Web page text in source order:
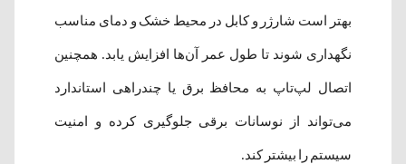
بهتر است شارژر و کابل در محیط خشک و دمای مناسب
نگهداری شوند تا طول عمر آن‌ها افزایش یابد. همچنین
اتصال لپ‌تاپ به محافظ برق یا چندراهی استاندارد
می‌تواند از نوسانات برقی جلوگیری کرده و امنیت
سیستم را بیشتر کند.